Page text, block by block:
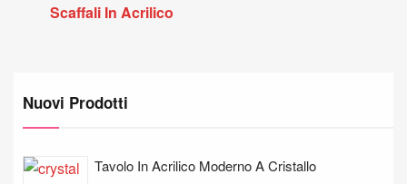
Scaffali In Acrilico
Nuovi Prodotti
Tavolo In Acrilico Moderno A Cristallo